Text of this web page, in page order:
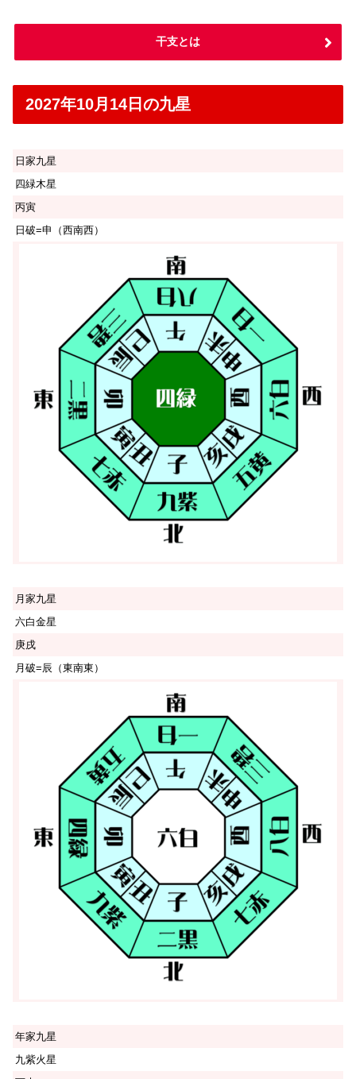
干支とは
2027年10月14日の九星
日家九星
四緑木星
丙寅
日破=申（西南西）
月家九星
六白金星
庚戌
月破=辰（東南東）
年家九星
九紫火星